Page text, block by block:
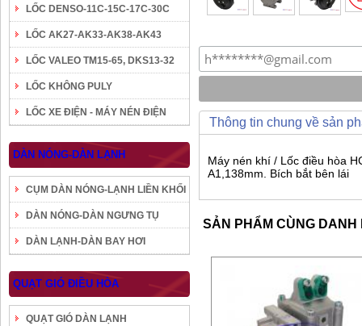
LỐC DENSO-11C-15C-17C-30C
LỐC AK27-AK33-AK38-AK43
LỐC VALEO TM15-65, DKS13-32
LỐC KHÔNG PULY
LỐC XE ĐIỆN - MÁY NÉN ĐIỆN
DÀN NÓNG-DÀN LẠNH
CỤM DÀN NÓNG-LẠNH LIỀN KHỐI
DÀN NÓNG-DÀN NGƯNG TỤ
DÀN LẠNH-DÀN BAY HƠI
QUẠT GIÓ ĐIỀU HÒA
QUẠT GIÓ DÀN LẠNH
Thông tin chung về sản
Máy nén khí / Lốc điều hòa
A1,138mm. Bích bắt bên lái
SẢN PHẨM CÙNG